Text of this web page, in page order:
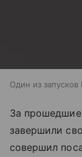
Один из запусков
За прошедшие
завершили
совершил